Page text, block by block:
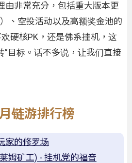
由非常充分，包括重大版本更
、空投活动以及高额奖金池的
硬核PK，还是佛系挂机，这
”目标。话不多说，让我们直接
链游排行榜
家的修罗场
姆矿工) - 挂机党的福音